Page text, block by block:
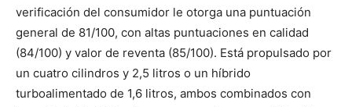
verificación del consumidor le otorga una puntuación
general de 81/100, con altas puntuaciones en calidad
(84/100) y valor de reventa (85/100). Está propulsado por
un cuatro cilindros y 2,5 litros o un híbrido
turboalimentado de 1,6 litros, ambos combinados con